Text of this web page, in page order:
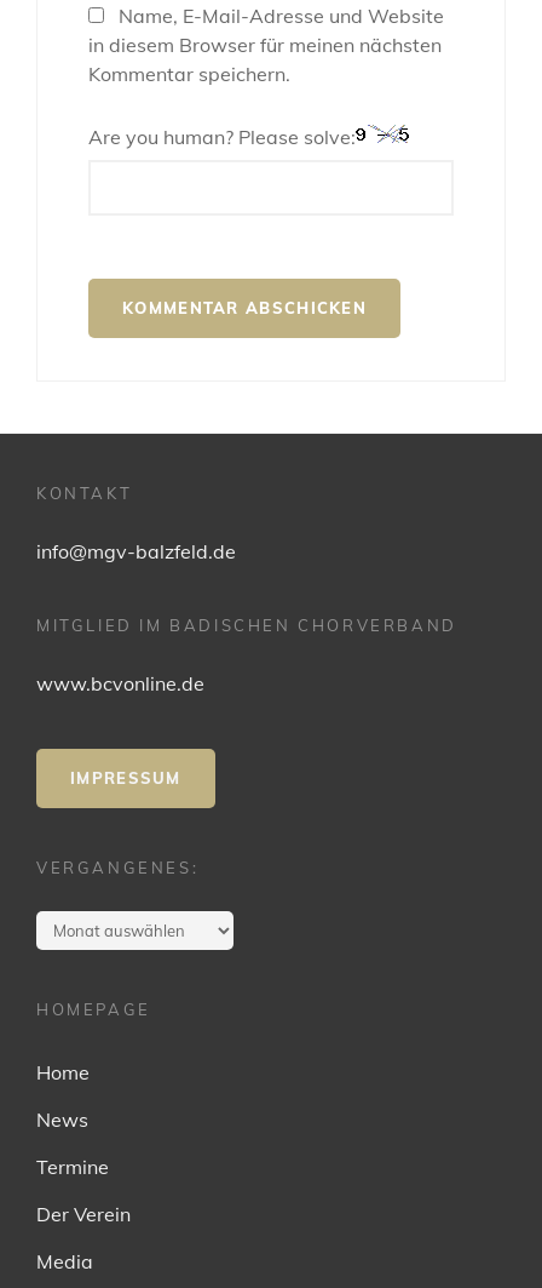
Name, E-Mail-Adresse und Website
in diesem Browser für meinen nächsten
Kommentar speichern.
Are you human? Please solve:
KONTAKT
info@mgv-balzfeld.de
MITGLIED IM BADISCHEN CHORVERBAND
www.bcvonline.de
IMPRESSUM
VERGANGENES:
Vergangenes:
HOMEPAGE
Home
News
Termine
Der Verein
Media